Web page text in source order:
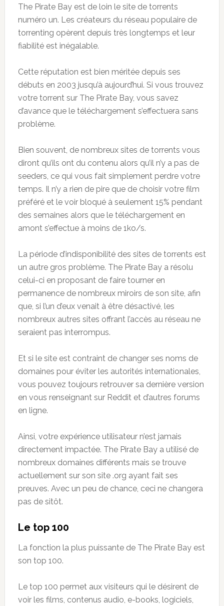
The Pirate Bay est de loin le site de torrents
numéro un. Les créateurs du réseau populaire de
torrenting opèrent depuis très longtemps et leur
fiabilité est inégalable.
Cette réputation est bien méritée depuis ses
débuts en 2003 jusqu’à aujourd’hui. Si vous trouvez
votre torrent sur The Pirate Bay, vous savez
d’avance que le téléchargement s’effectuera sans
problème.
Bien souvent, de nombreux sites de torrents vous
diront qu’ils ont du contenu alors qu’il n’y a pas de
seeders, ce qui vous fait simplement perdre votre
temps. Il n’y a rien de pire que de choisir votre film
préféré et le voir bloqué à seulement 15% pendant
des semaines alors que le téléchargement en
amont s’effectue à moins de 1ko/s.
La période d’indisponibilité des sites de torrents est
un autre gros problème. The Pirate Bay a résolu
celui-ci en proposant de faire tourner en
permanence de nombreux miroirs de son site, afin
que, si l’un d’eux venait à être désactivé, les
nombreux autres sites offrant l’accès au réseau ne
seraient pas interrompus.
Et si le site est contraint de changer ses noms de
domaines pour éviter les autorités internationales,
vous pouvez toujours retrouver sa dernière version
en vous renseignant sur Reddit et d’autres forums
en ligne.
Ainsi, votre expérience utilisateur n’est jamais
directement impactée. The Pirate Bay a utilisé de
nombreux domaines différents mais se trouve
actuellement sur son site .org ayant fait ses
preuves. Avec un peu de chance, ceci ne changera
pas de sitôt.
Le top 100
La fonction la plus puissante de The Pirate Bay est
son top 100.
Le top 100 permet aux visiteurs qui le désirent de
voir les films, contenus audio, e-books, logiciels,